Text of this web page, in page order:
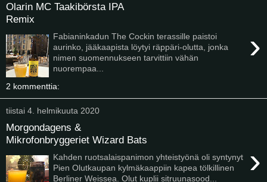
Olarin MC Taakibörsta IPA
Remix
›
Fabianinkadun The Cockin terassille paistoi
aurinko, jääkaapista löytyi räppäri-olutta, jonka
nimen suomennukseen tarvittiin vähän
nuorempaa...
2 kommenttia:
tiistai 4. helmikuuta 2020
Morgondagens &
Mikrofonbryggeriet Wizard Bats
›
Kahden ruotsalaispanimon yhteistyönä oli syntynyt
Pien Olutkaupan kylmäkaappiin kapea tölkillinen
Berliner Weissea. Olut kuplii sitruunasood...